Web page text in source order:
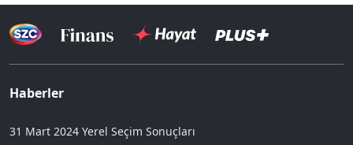
Haberler
31 Mart 2024 Yerel Seçim Sonuçları